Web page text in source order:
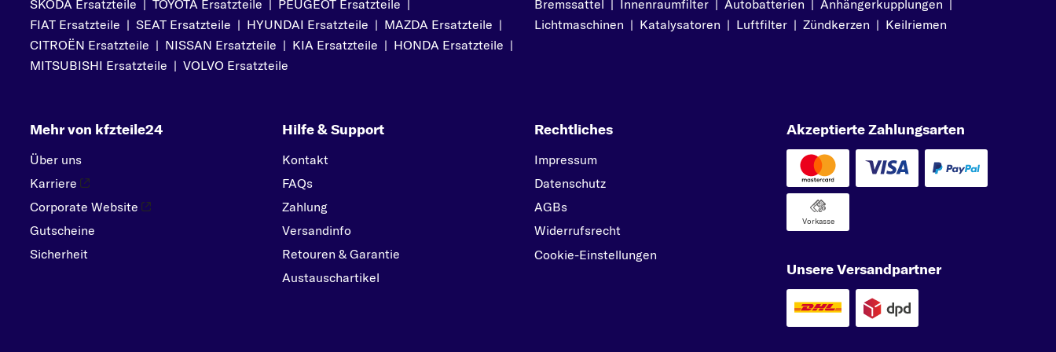
PEUGEOT
PORSCHE
R
SKODA
SMART
SUBARU
SUZUKI
TOYOTA
SLS AMG
SKODA Ersatzteile | TOYOTA Ersatzteile | PEUGEOT Ersatzteile |
FIAT Ersatzteile | SEAT Ersatzteile | HYUNDAI Ersatzteile | MAZDA Ersatzteile |
CITROËN Ersatzteile | NISSAN Ersatzteile | KIA Ersatzteile | HONDA Ersatzteile |
MITSUBISHI Ersatzteile | VOLVO Ersatzteile
Bremssattel | Innenraumfilter | Autobatterien | Anhängerkupplungen |
Lichtmaschinen | Katalysatoren | Luftfilter | Zündkerzen | Keilriemen
Mehr von kfzteile24
Über uns
Karriere
Corporate Website
Gutscheine
Sicherheit
Hilfe & Support
Kontakt
FAQs
Zahlung
Versandinfo
Retouren & Garantie
Austauschartikel
Rechtliches
Impressum
Datenschutz
AGBs
Widerrufsrecht
Cookie-Einstellungen
Akzeptierte Zahlungsarten
Vorkasse
Unsere Versandpartner